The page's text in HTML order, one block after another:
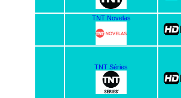
TNT Novelas
TNT Séries